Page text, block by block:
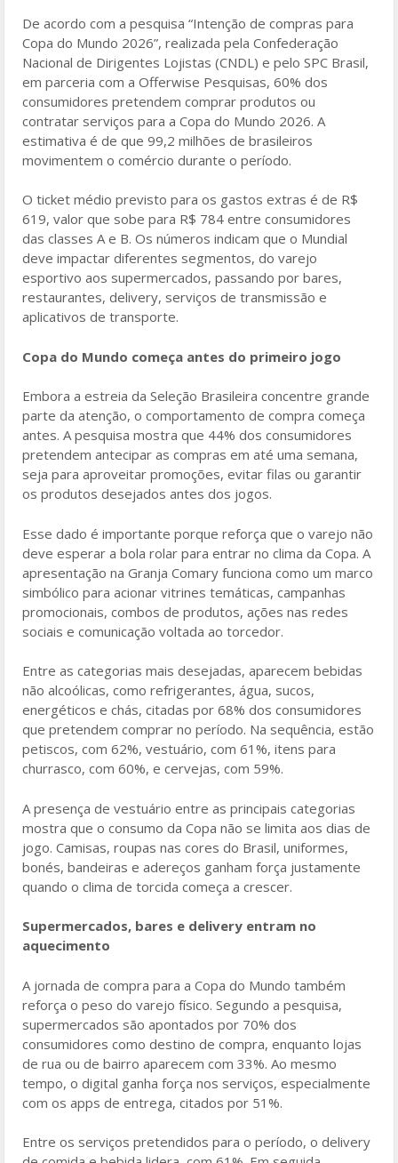
De acordo com a pesquisa “Intenção de compras para
Copa do Mundo 2026”, realizada pela Confederação
Nacional de Dirigentes Lojistas (CNDL) e pelo SPC Brasil,
em parceria com a Offerwise Pesquisas, 60% dos
consumidores pretendem comprar produtos ou
contratar serviços para a Copa do Mundo 2026. A
estimativa é de que 99,2 milhões de brasileiros
movimentem o comércio durante o período.
O ticket médio previsto para os gastos extras é de R$
619, valor que sobe para R$ 784 entre consumidores
das classes A e B. Os números indicam que o Mundial
deve impactar diferentes segmentos, do varejo
esportivo aos supermercados, passando por bares,
restaurantes, delivery, serviços de transmissão e
aplicativos de transporte.
Copa do Mundo começa antes do primeiro jogo
Embora a estreia da Seleção Brasileira concentre grande
parte da atenção, o comportamento de compra começa
antes. A pesquisa mostra que 44% dos consumidores
pretendem antecipar as compras em até uma semana,
seja para aproveitar promoções, evitar filas ou garantir
os produtos desejados antes dos jogos.
Esse dado é importante porque reforça que o varejo não
deve esperar a bola rolar para entrar no clima da Copa. A
apresentação na Granja Comary funciona como um marco
simbólico para acionar vitrines temáticas, campanhas
promocionais, combos de produtos, ações nas redes
sociais e comunicação voltada ao torcedor.
Entre as categorias mais desejadas, aparecem bebidas
não alcoólicas, como refrigerantes, água, sucos,
energéticos e chás, citadas por 68% dos consumidores
que pretendem comprar no período. Na sequência, estão
petiscos, com 62%, vestuário, com 61%, itens para
churrasco, com 60%, e cervejas, com 59%.
A presença de vestuário entre as principais categorias
mostra que o consumo da Copa não se limita aos dias de
jogo. Camisas, roupas nas cores do Brasil, uniformes,
bonés, bandeiras e adereços ganham força justamente
quando o clima de torcida começa a crescer.
Supermercados, bares e delivery entram no
aquecimento
A jornada de compra para a Copa do Mundo também
reforça o peso do varejo físico. Segundo a pesquisa,
supermercados são apontados por 70% dos
consumidores como destino de compra, enquanto lojas
de rua ou de bairro aparecem com 33%. Ao mesmo
tempo, o digital ganha força nos serviços, especialmente
com os apps de entrega, citados por 51%.
Entre os serviços pretendidos para o período, o delivery